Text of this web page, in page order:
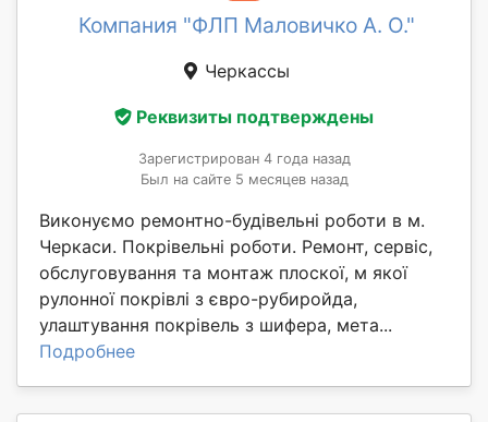
Компания "ФЛП Маловичко А. О."
Черкассы
Реквизиты подтверждены
Зарегистрирован 4 года назад
Был на сайте 5 месяцев назад
Виконуємо ремонтно-будівельні роботи в м.
Черкаси. Покрівельні роботи. Ремонт, сервіс,
обслуговування та монтаж плоскої, м якої
рулонної покрівлі з євро-рубиройда,
улаштування покрівель з шифера, мета...
Подробнее